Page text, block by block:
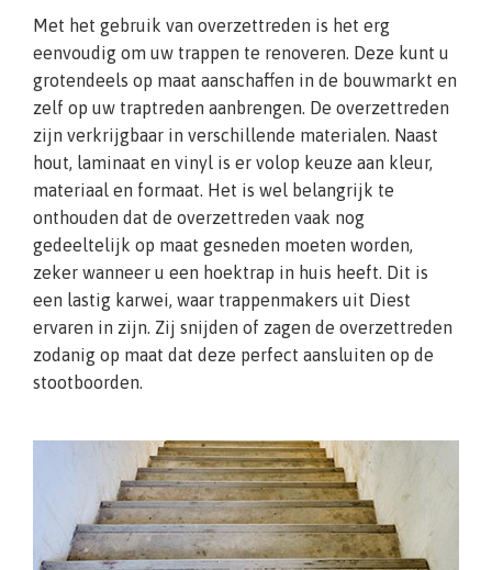
Met het gebruik van overzettreden is het erg
eenvoudig om uw trappen te renoveren. Deze kunt u
grotendeels op maat aanschaffen in de bouwmarkt en
zelf op uw traptreden aanbrengen. De overzettreden
zijn verkrijgbaar in verschillende materialen. Naast
hout, laminaat en vinyl is er volop keuze aan kleur,
materiaal en formaat. Het is wel belangrijk te
onthouden dat de overzettreden vaak nog
gedeeltelijk op maat gesneden moeten worden,
zeker wanneer u een hoektrap in huis heeft. Dit is
een lastig karwei, waar trappenmakers uit Diest
ervaren in zijn. Zij snijden of zagen de overzettreden
zodanig op maat dat deze perfect aansluiten op de
stootboorden.